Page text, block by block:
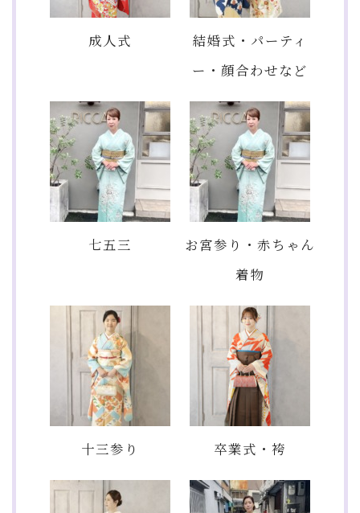
成人式
結婚式・パーティ
ー・顔合わせなど
七五三
お宮参り・赤ちゃん
着物
十三参り 卒業式・袴